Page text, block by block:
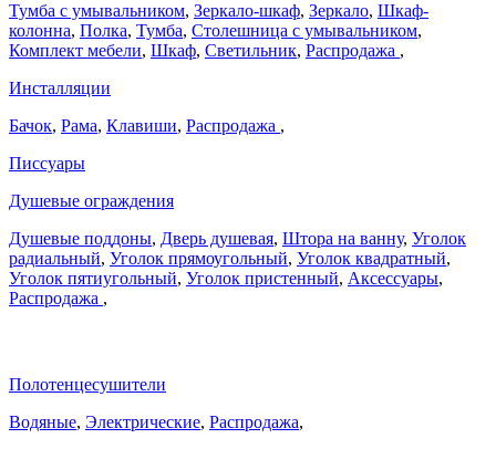
Тумба с умывальником, Зеркало-шкаф, Зеркало, Шкаф-
колонна, Полка, Тумба, Столешница с умывальником,
Комплект мебели, Шкаф, Светильник, Распродажа ,
Инсталляции
Бачок, Рама, Клавиши, Распродажа ,
Писсуары
Душевые ограждения
Душевые поддоны, Дверь душевая, Штора на ванну, Уголок
радиальный, Уголок прямоугольный, Уголок квадратный,
Уголок пятиугольный, Уголок пристенный, Аксессуары,
Распродажа ,
Полотенцесушители
Водяные, Электрические, Распродажа,